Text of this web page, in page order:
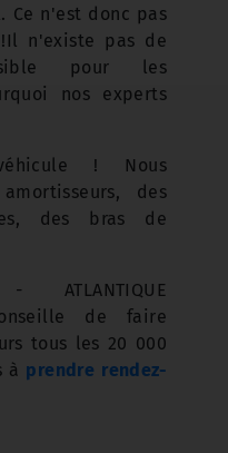
Ce n'est donc pas
Il n'existe pas de
pour les
nos experts
! Nous
des
des bras de
- ATLANTIQUE
de faire
tous les 20 000
à prendre rendez-